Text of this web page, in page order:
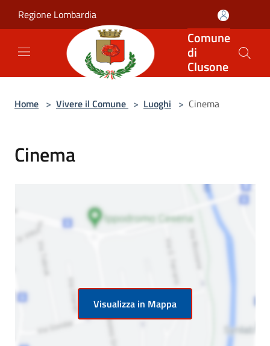
Regione Lombardia
Comune
di
Clusone
Home > Vivere il Comune > Luoghi > Cinema
Cinema
Visualizza in Mappa